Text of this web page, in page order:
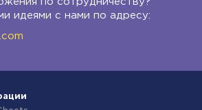
идеями с нами по адресу: